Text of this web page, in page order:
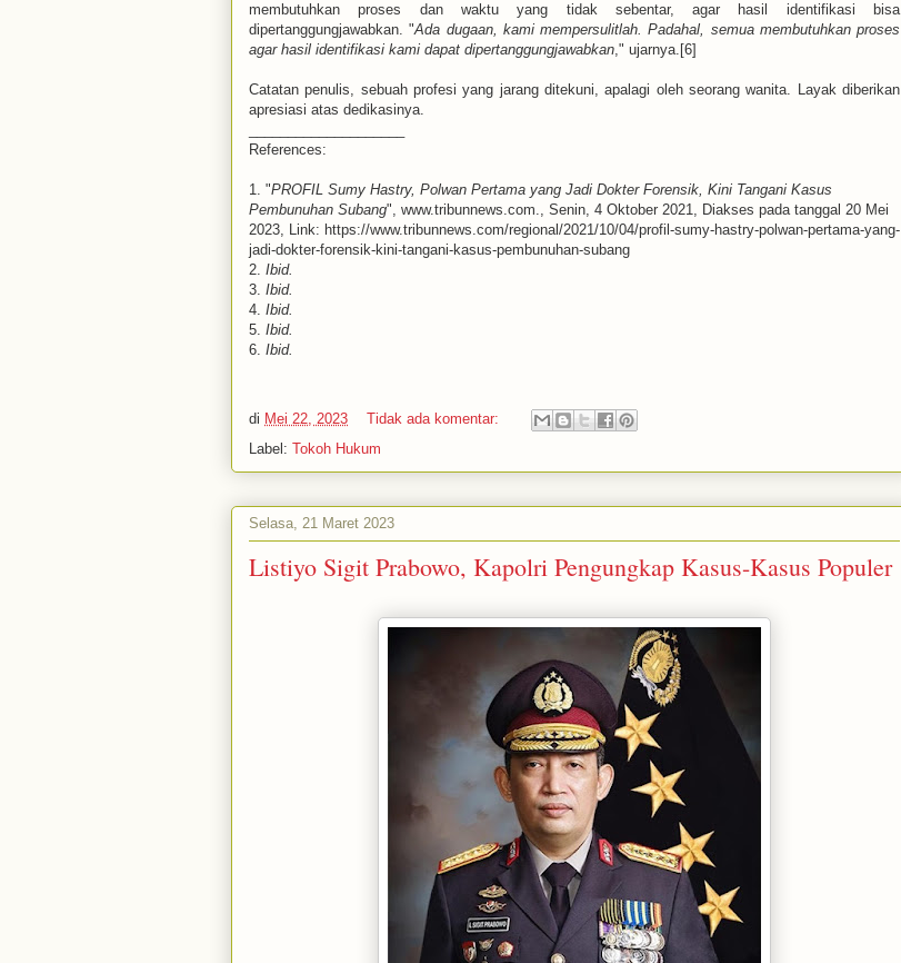
membutuhkan proses dan waktu yang tidak sebentar, agar hasil identifikasi bisa
dipertanggungjawabkan. "Ada dugaan, kami mempersulitlah. Padahal, semua membutuhkan proses
agar hasil identifikasi kami dapat dipertanggungjawabkan," ujarnya.[6]
Catatan penulis, sebuah profesi yang jarang ditekuni, apalagi oleh seorang wanita. Layak diberikan
apresiasi atas dedikasinya.
References:
1. "PROFIL Sumy Hastry, Polwan Pertama yang Jadi Dokter Forensik, Kini Tangani Kasus
Pembunuhan Subang", www.tribunnews.com., Senin, 4 Oktober 2021, Diakses pada tanggal 20 Mei
2023, Link: https://www.tribunnews.com/regional/2021/10/04/profil-sumy-hastry-polwan-pertama-yang-
jadi-dokter-forensik-kini-tangani-kasus-pembunuhan-subang
2. Ibid.
3. Ibid.
4. Ibid.
5. Ibid.
6. Ibid.
di Mei 22, 2023
Tidak ada komentar:
Label: Tokoh Hukum
Selasa, 21 Maret 2023
Listiyo Sigit Prabowo, Kapolri Pengungkap Kasus-Kasus Populer